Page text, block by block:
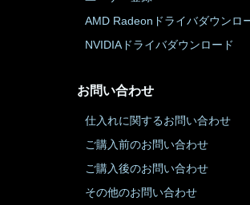
AMD Radeonドライバダウンロ
NVIDIAドライバダウンロード
お問い合わせ
仕入れに関するお問い合わせ
ご購入前のお問い合わせ
ご購入後のお問い合わせ
その他のお問い合わせ